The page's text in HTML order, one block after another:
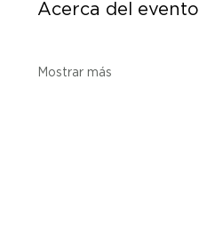
Acerca del evento
Mostrar más